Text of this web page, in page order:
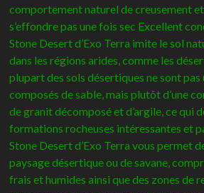
comportement naturel de creusement
s’effondre pas une fois sec Excellent
Stone Desert d’Exo Terra imite le sol
dans les régions arides, comme les
plupart des sols désertiques ne sont
composés de sable, mais plutôt d’une
de granit décomposé et d’argile, ce qui
formations rocheuses intéressantes et
Stone Desert d’Exo Terra vous permet
paysage désertique ou de savane,
frais et humides ainsi que des zones de